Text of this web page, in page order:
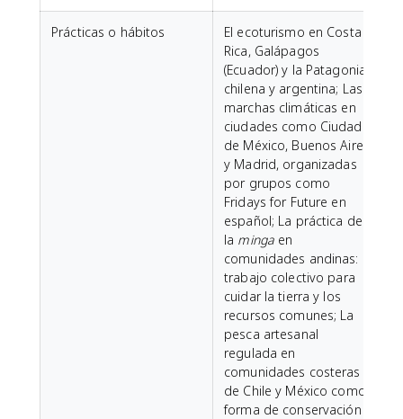
Prácticas o hábitos
El ecoturismo en Costa
Rica, Galápagos
(Ecuador) y la Patagonia
chilena y argentina; Las
marchas climáticas en
ciudades como Ciudad
de México, Buenos Aires
y Madrid, organizadas
por grupos como
Fridays for Future en
español; La práctica de
la minga en
comunidades andinas:
trabajo colectivo para
cuidar la tierra y los
recursos comunes; La
pesca artesanal
regulada en
comunidades costeras
de Chile y México como
forma de conservación